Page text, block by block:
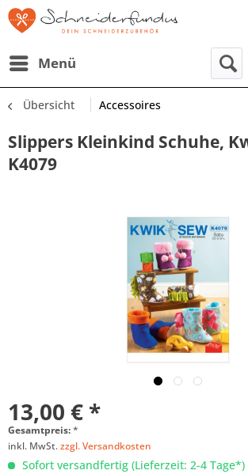
Menü
Übersicht Accessoires
Slippers Kleinkind Schuhe,
K4079
13,00 € *
Gesamtpreis:*
inkl. MwSt.zzgl. Versandkosten
Sofort versandfertig (Lieferzeit: 2-4 Tage*)